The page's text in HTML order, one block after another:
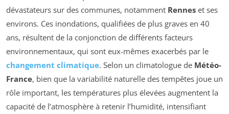
dévastateurs sur des communes, notamment Rennes et ses
environs. Ces inondations, qualifiées de plus graves en 40
ans, résultent de la conjonction de différents facteurs
environnementaux, qui sont eux-mêmes exacerbés par le
changement climatique. Selon un climatologue de Météo-
France, bien que la variabilité naturelle des tempêtes joue un
rôle important, les températures plus élevées augmentent la
capacité de l’atmosphère à retenir l’humidité, intensifiant